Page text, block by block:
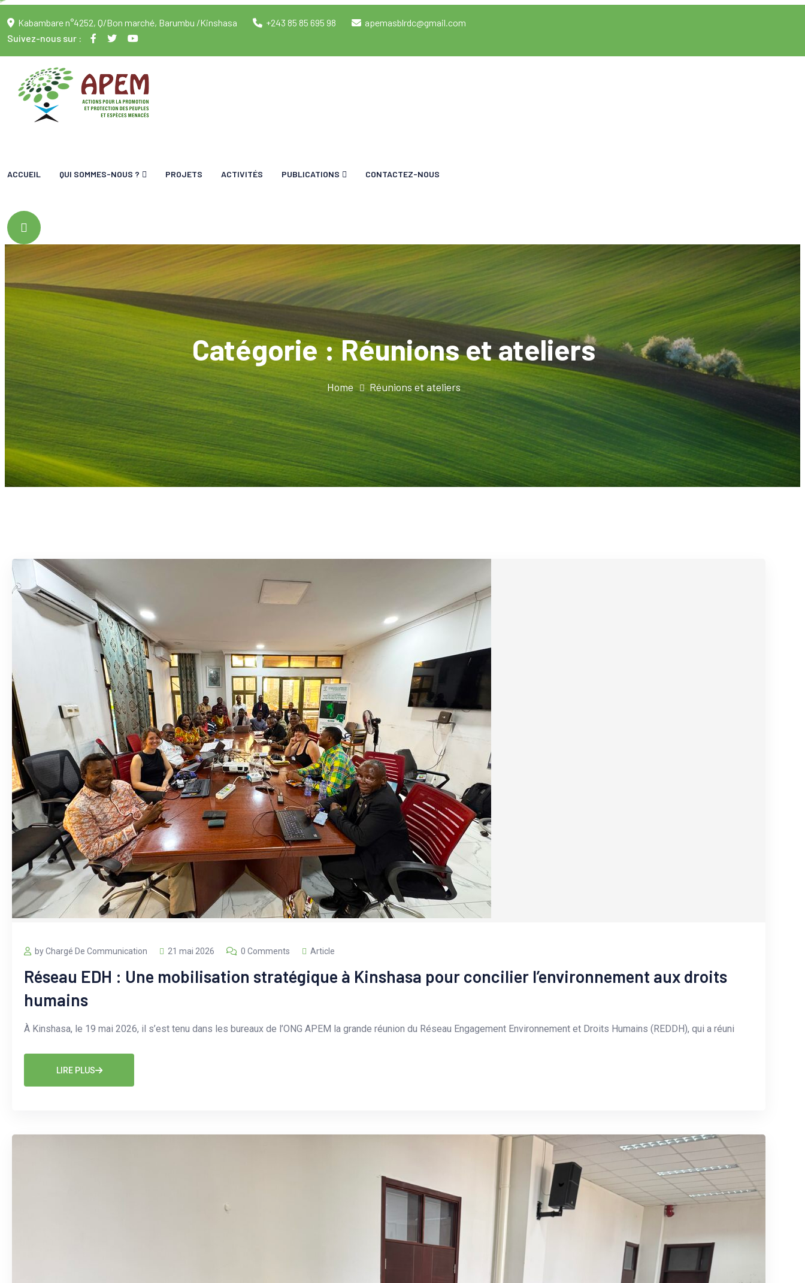
Kabambare n°4252, Q/Bon marché, Barumbu /Kinshasa +243 85 85 695 98
apemasblrdc@gmail.com
Suivez-nous sur :
ACCUEIL QUI SOMMES-NOUS ? PROJETS ACTIVITÉS PUBLICATIONS CONTACTEZ-NOUS
Catégorie :Réunions et ateliers
Home Réunions et ateliers
by Chargé De Communication 21 mai 2026 0 Comments Article
Réseau EDH : Une mobilisation stratégique à Kinshasa pour concilier l’environnement aux droits
humains
À Kinshasa, le 19 mai 2026, il s’est tenu dans les bureaux de l’ONG APEM la grande réunion du Réseau Engagement Environnement et Droits Humains (REDDH), qui a réuni
LIRE PLUS